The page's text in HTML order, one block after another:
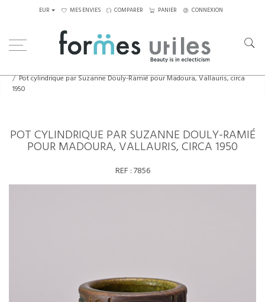
EUR MES ENVIES COMPARER PANIER CONNEXION
Pot cylindrique par Suzanne Douly-Ramié pour Madoura, Vallauris, circa
1950
POT CYLINDRIQUE PAR SUZANNE DOULY-RAMIÉ
POUR MADOURA, VALLAURIS, CIRCA 1950
REF :7856